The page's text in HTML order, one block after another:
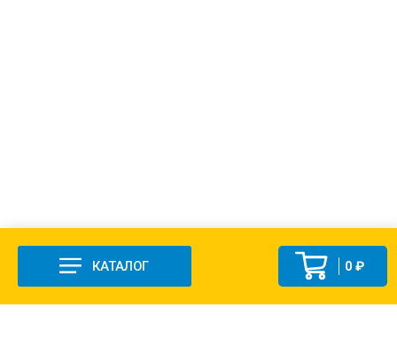
КАТАЛОГ 0 ₽